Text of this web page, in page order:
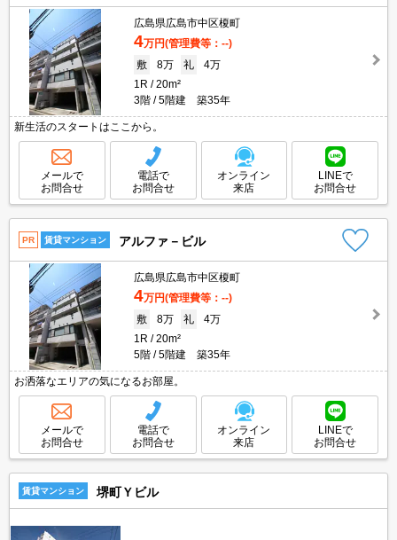
広島県広島市中区榎町
4万円(管理費等：--)
敷
8万 礼
4万
1R
20m²
3階
5階建 築35年
新生活のスタートはここから。
メールで
お問合せ
電話で
お問合せ
オンライン
来店
LINEで
お問合せ
PR 賃貸マンション アルファ－ビル
広島県広島市中区榎町
4万円(管理費等：--)
敷
8万 礼
4万
1R
20m²
5階
5階建 築35年
お洒落なエリアの気になるお部屋。
メールで
お問合せ
電話で
お問合せ
オンライン
来店
LINEで
お問合せ
賃貸マンション 堺町Ｙビル